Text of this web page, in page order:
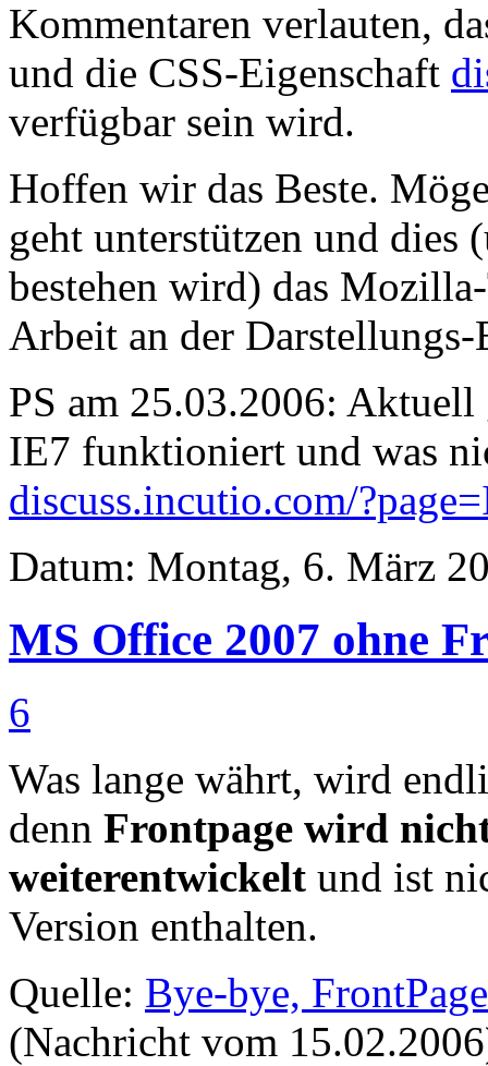
Kommentaren verlauten,
und die CSS-Eigenschaft
verfügbar sein wird.
Hoffen wir das Beste.
geht unterstützen und dies
bestehen wird) das
Arbeit an der
PS am 25.03.2006:
IE7 funktioniert und was
discuss.incutio.com/
Datum: Montag, 6. März
MS Office 2007 ohne
6
Was lange währt, wird
denn Frontpage wird
weiterentwickelt und ist
Version enthalten.
Quelle: Bye-bye,
(Nachricht vom